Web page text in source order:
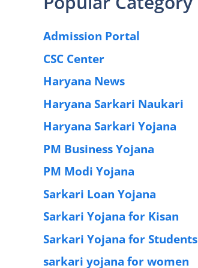
Admission Portal
CSC Center
Haryana News
Haryana Sarkari Naukari
Haryana Sarkari Yojana
PM Business Yojana
PM Modi Yojana
Sarkari Loan Yojana
Sarkari Yojana for Kisan
Sarkari Yojana for Students
sarkari yojana for women